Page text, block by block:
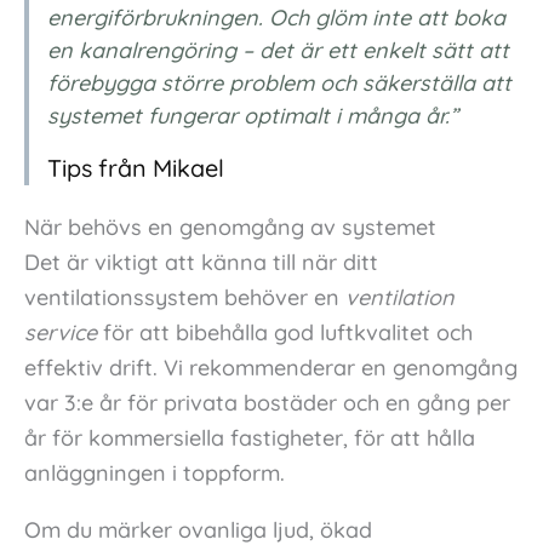
energiförbrukningen. Och glöm inte att boka
en kanalrengöring – det är ett enkelt sätt att
förebygga större problem och säkerställa att
systemet fungerar optimalt i många år.”
Tips från Mikael
När behövs en genomgång av systemet
Det är viktigt att känna till när ditt
ventilationssystem behöver en ventilation
serviceför att bibehålla god luftkvalitet och
effektiv drift. Vi rekommenderar en genomgång
var 3:e år för privata bostäder och en gång per
år för kommersiella fastigheter, för att hålla
anläggningen i toppform.
Om du märker ovanliga ljud, ökad